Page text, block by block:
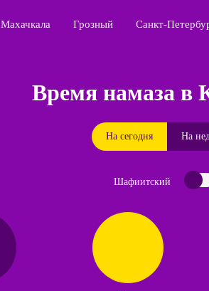
Махачкала Грозный Санкт-
Время намаза в
На сегодня На
Шафиитский